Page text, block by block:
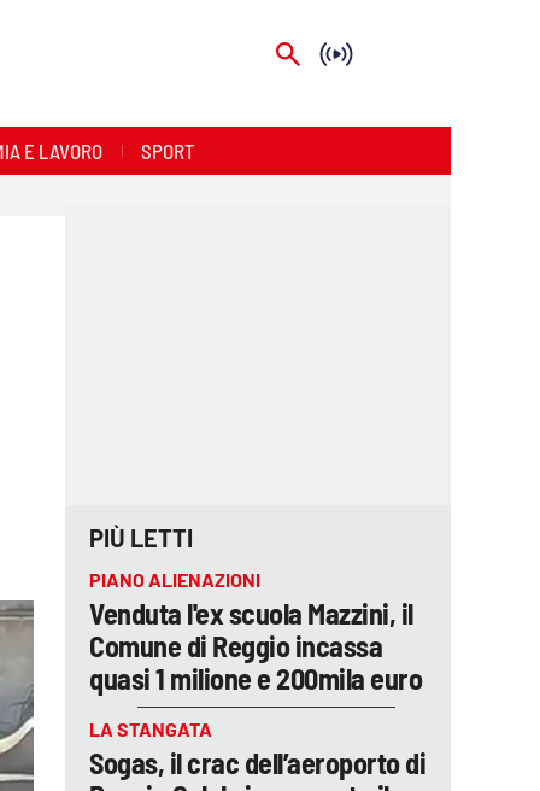
E LAVORO SPORT
PIÙ LETTI
PIANO ALIENAZIONI
Venduta l'ex scuola Mazzini, il
Comune di Reggio incassa
quasi 1 milione e 200mila euro
LA STANGATA
Sogas, il crac dell’aeroporto di